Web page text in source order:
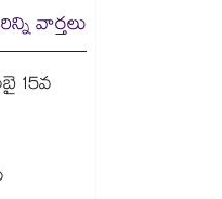
వార్తలు
15వ